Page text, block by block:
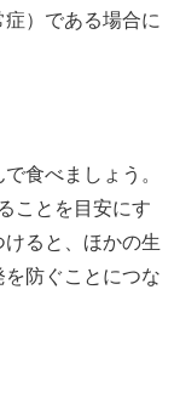
）である場合に
食べましょう。
ことを目安にす
ると、ほかの生
防ぐことにつな